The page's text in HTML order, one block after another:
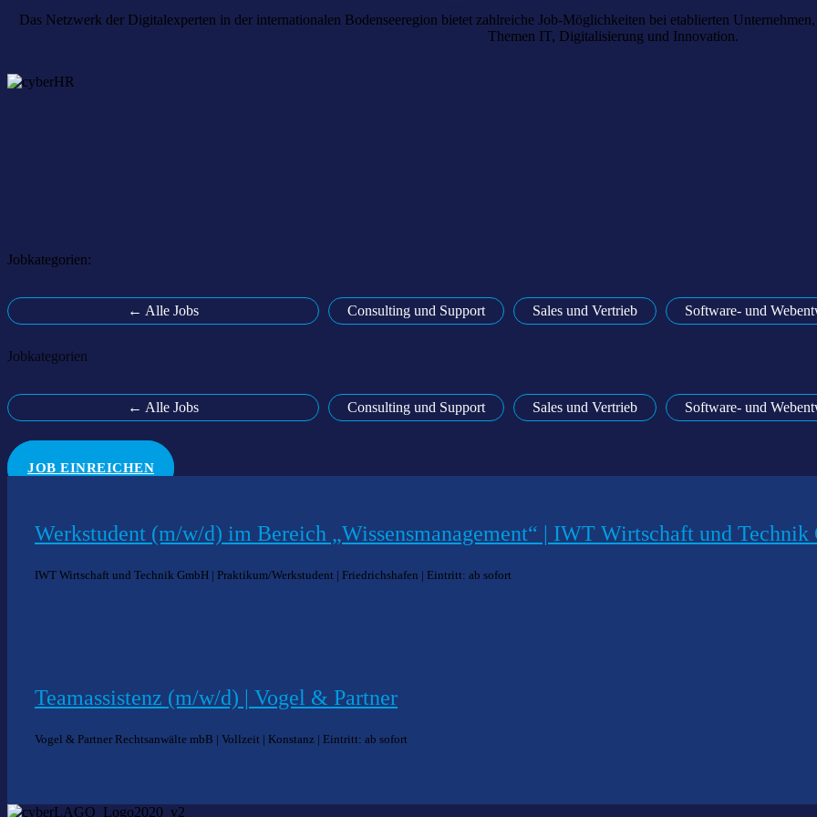
Das Netzwerk der Digitalexperten in der internationalen Bodenseeregion bietet zahlreiche Job-Möglichkeiten bei etablierten
Themen IT, Digitalisierung und Innovation.
Jobkategorien:
← Alle Jobs Consulting und Support Sales und Vertrieb Software- und
Jobkategorien
← Alle Jobs Consulting und Support Sales und Vertrieb Software- und
JOB EINREICHEN
Werkstudent (m/w/d) im Bereich „Wissensmanagement“ | IWT Wirtschaft und Technik
IWT Wirtschaft und Technik GmbH | Praktikum/Werkstudent | Friedrichshafen | Eintritt: ab sofort
Teamassistenz (m/w/d) | Vogel & Partner
Vogel & Partner Rechtsanwälte mbB | Vollzeit | Konstanz | Eintritt: ab sofort